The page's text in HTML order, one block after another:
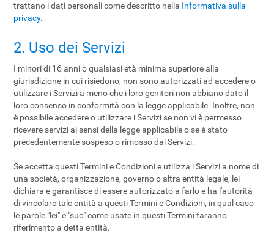
trattano i dati personali come descritto nella Informativa sulla
privacy.
2. Uso dei Servizi
I minori di 16 anni o qualsiasi età minima superiore alla
giurisdizione in cui risiedono, non sono autorizzati ad accedere o
utilizzare i Servizi a meno che i loro genitori non abbiano dato il
loro consenso in conformità con la legge applicabile. Inoltre, non
è possibile accedere o utilizzare i Servizi se non vi è permesso
ricevere servizi ai sensi della legge applicabile o se è stato
precedentemente sospeso o rimosso dai Servizi.
Se accetta questi Termini e Condizioni e utilizza i Servizi a nome di
una società, organizzazione, governo o altra entità legale, lei
dichiara e garantisce di essere autorizzato a farlo e ha l'autorità
di vincolare tale entità a questi Termini e Condizioni, in qual caso
le parole "lei" e "suo" come usate in questi Termini faranno
riferimento a detta entità.